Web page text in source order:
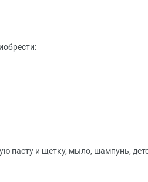
пасту и щетку, мыло, шампунь,